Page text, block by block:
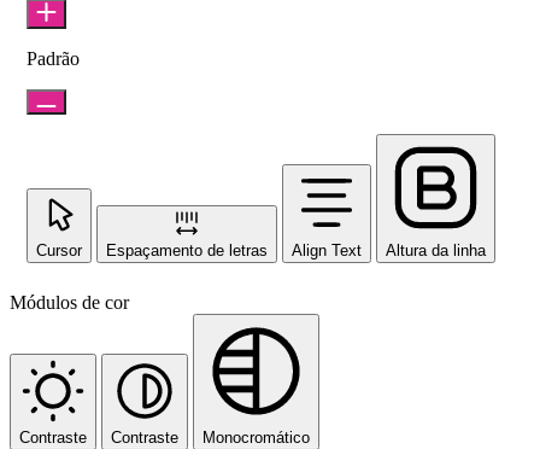
Padrão
Cursor Espaçamento de letras Align Text Altura da linha
Módulos de cor
Contraste Contraste Monocromático